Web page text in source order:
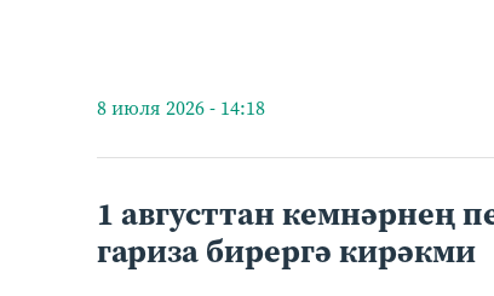
8 июля 2026 - 14:18
1 августтан кемнәрнең
гариза бирергә кирәкми